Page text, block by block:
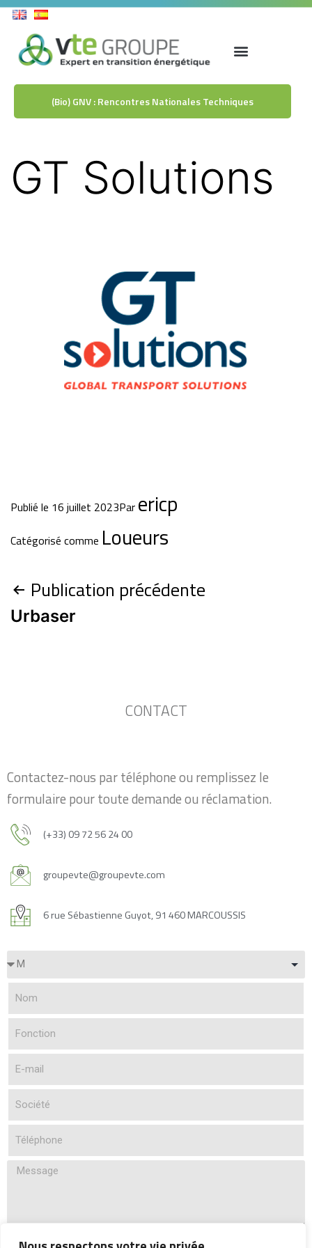
(Bio) GNV : Rencontres Nationales Techniques
GT Solutions
Publié le 16 juillet 2023Par ericp
Catégorisé comme Loueurs
Publication précédente
Urbaser
CONTACT
Contactez-nous par téléphone ou remplissez le
formulaire pour toute demande ou réclamation.
(+33) 09 72 56 24 00
groupevte@groupevte.com
6 rue Sébastienne Guyot, 91 460 MARCOUSSIS
Je certifie avoir pris connaissance de notre politique de